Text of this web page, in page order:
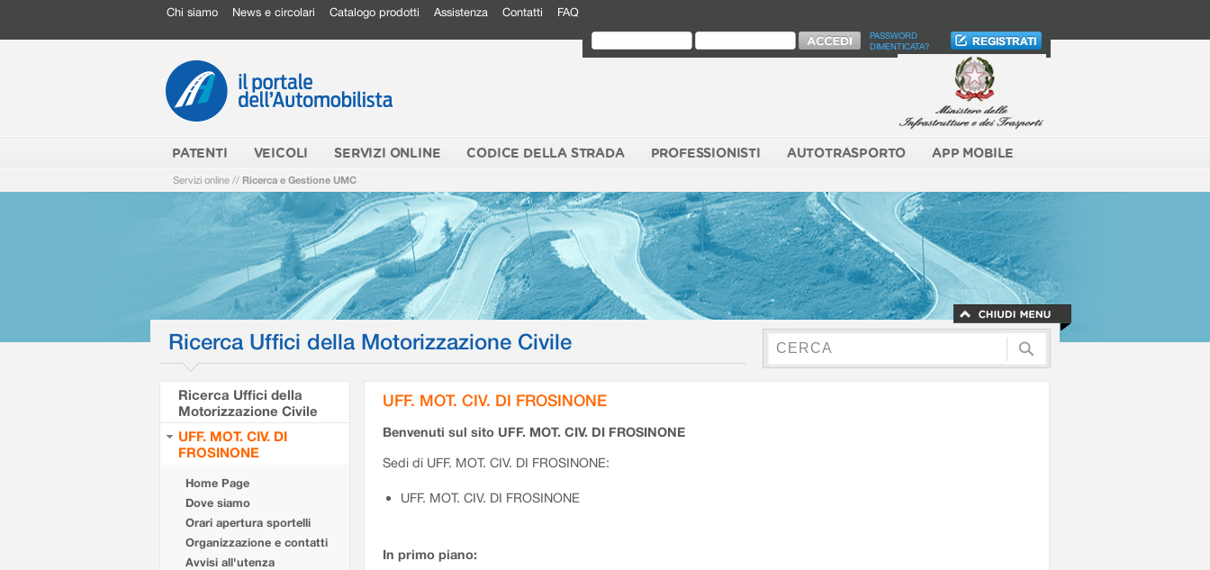
Chi siamo News e circolari Catalogo prodotti Assistenza Contatti FAQ
PASSWORD
DIMENTICATA?
PATENTI VEICOLI SERVIZI ONLINE CODICE DELLA STRADA PROFESSIONISTI AUTOTRASPORTO APP MOBILE
Servizi online // Ricerca e Gestione UMC
Ricerca Uffici della Motorizzazione Civile
Ricerca Uffici della
Motorizzazione Civile
UFF. MOT. CIV. DI
FROSINONE
Home Page
Dove siamo
Orari apertura sportelli
Organizzazione e contatti
Avvisi all'utenza
UFF. MOT. CIV. DI FROSINONE
Benvenuti sul sito UFF. MOT. CIV. DI FROSINONE
Sedi di UFF. MOT. CIV. DI FROSINONE:
UFF. MOT. CIV. DI FROSINONE
In primo piano: